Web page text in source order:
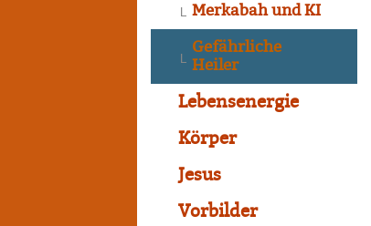
Merkabah und KI
Gefährliche
Heiler
Lebensenergie
Körper
Jesus
Vorbilder